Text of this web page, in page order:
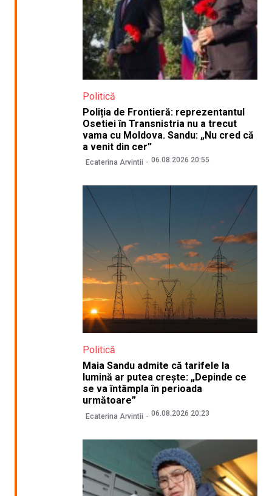
Politică
Poliția de Frontieră: reprezentantul
Osetiei în Transnistria nu a trecut
vama cu Moldova. Sandu: „Nu cred că
a venit din cer”
Ecaterina Arvintii 06.08.2026 20:55
Politică
Maia Sandu admite că tarifele la
lumină ar putea crește: „Depinde ce
se va întâmpla în perioada
următoare”
Ecaterina Arvintii 06.08.2026 20:23